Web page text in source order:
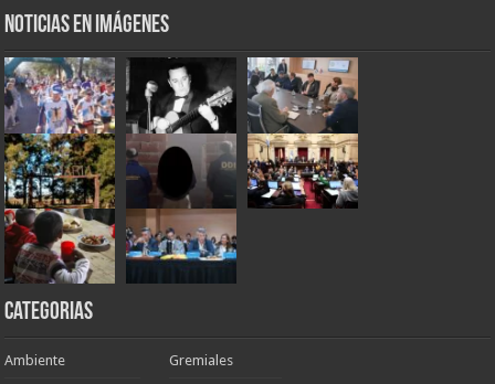
Noticias en Imágenes
Categorias
Ambiente Gremiales